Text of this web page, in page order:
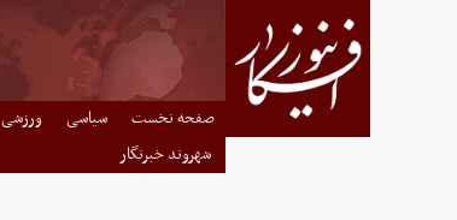
صفحه نخست سیاسی ورزشی
شهروند خبرنگار